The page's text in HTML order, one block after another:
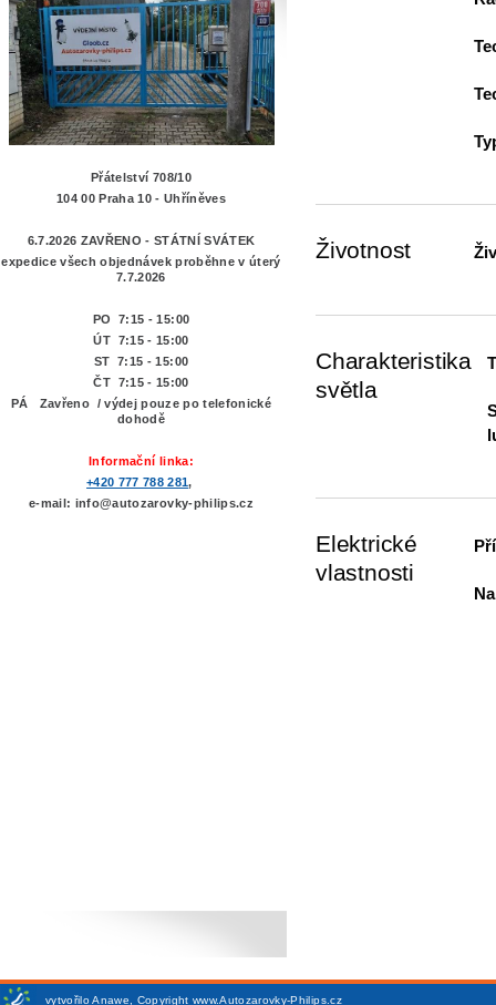
Přátelství 708/10
104 00 Praha 10 - Uhříněves
6.7.2026 ZAVŘENO - STÁTNÍ SVÁTEK
expedice všech objednávek proběhne v úterý
7.7.2026
PO 7:15 - 15:00
ÚT 7:15 - 15:00
ST 7:15 - 15:00
ČT 7:15 - 15:00
PÁ Zavřeno / výdej pouze po telefonické
dohodě
Informační linka:
+420 777 788 281,
e-mail: info@autozarovky-philips.cz
Životnost
Charakteristika
světla
Elektrické
vlastnosti
vytvořiloAnawe, Copyright www.Autozarovky-Philips.cz